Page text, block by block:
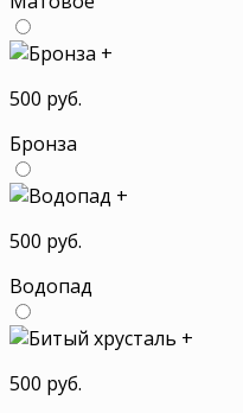
+
500 руб.
Бронза
+
500 руб.
Водопад
+
500 руб.